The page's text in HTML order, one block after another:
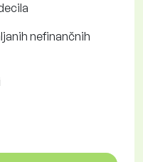
nefinančnih